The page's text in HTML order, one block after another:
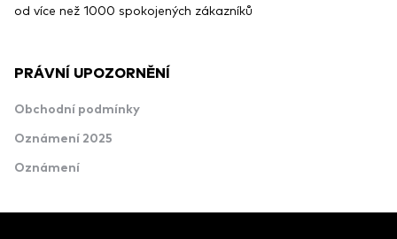
od více než 1000 spokojených zákazníků
PRÁVNÍ UPOZORNĚNÍ
Obchodní podmínky
Oznámení 2025
Oznámení